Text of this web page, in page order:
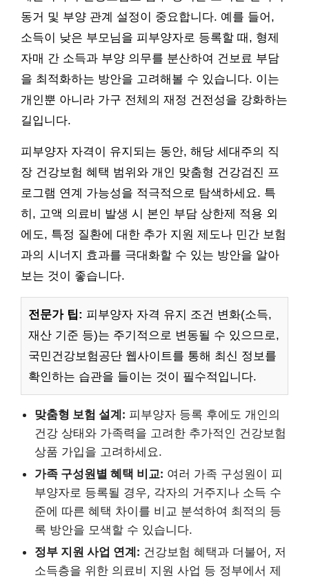
동거 및 부양 관계 설정이 중요합니다. 예를 들어,
소득이 낮은 부모님을 피부양자로 등록할 때, 형제
자매 간 소득과 부양 의무를 분산하여 건보료 부담
을 최적화하는 방안을 고려해볼 수 있습니다. 이는
개인뿐 아니라 가구 전체의 재정 건전성을 강화하는
길입니다.
피부양자 자격이 유지되는 동안, 해당 세대주의 직
장 건강보험 혜택 범위와 개인 맞춤형 건강검진 프
로그램 연계 가능성을 적극적으로 탐색하세요. 특
히, 고액 의료비 발생 시 본인 부담 상한제 적용 외
에도, 특정 질환에 대한 추가 지원 제도나 민간 보험
과의 시너지 효과를 극대화할 수 있는 방안을 알아
보는 것이 좋습니다.
전문가 팁: 피부양자 자격 유지 조건 변화(소득,
재산 기준 등)는 주기적으로 변동될 수 있으므로,
국민건강보험공단 웹사이트를 통해 최신 정보를
확인하는 습관을 들이는 것이 필수적입니다.
맞춤형 보험 설계: 피부양자 등록 후에도 개인의
건강 상태와 가족력을 고려한 추가적인 건강보험
상품 가입을 고려하세요.
가족 구성원별 혜택 비교: 여러 가족 구성원이 피
부양자로 등록될 경우, 각자의 거주지나 소득 수
준에 따른 혜택 차이를 비교 분석하여 최적의 등
록 방안을 모색할 수 있습니다.
정부 지원 사업 연계: 건강보험 혜택과 더불어, 저
소득층을 위한 의료비 지원 사업 등 정부에서 제